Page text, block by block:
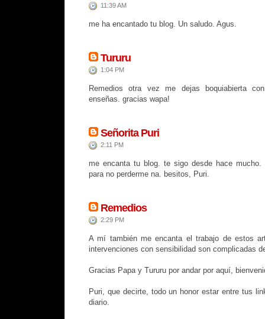
11:39 AM
me ha encantado tu blog. Un saludo. Agus.
Tururu
1:04 PM
Remedios otra vez me dejas boquiabierta
enseñas. gracias wapa!
Señorita Puri
2:11 PM
me encanta tu blog. te sigo desde hace
para no perderme na. besitos, Puri.
Remedios
2:29 PM
A mí también me encanta el trabajo de estos
intervenciones con sensibilidad son complicadas
Gracias Papa y Tururu por andar por aquí,
Puri, que decirte, todo un honor estar entre tus
diario.